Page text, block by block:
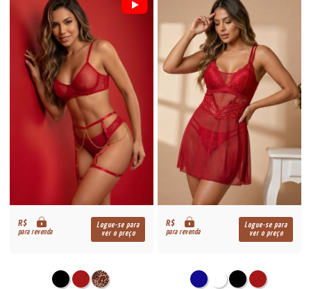
R$
para revenda
Logue-se para
ver o preço
R$
para revenda
Logue-se para
ver o preço